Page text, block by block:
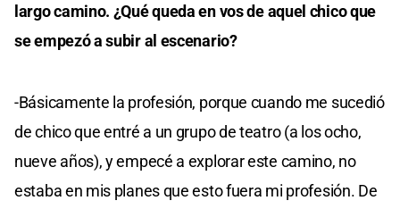
largo camino. ¿Qué queda en vos de aquel chico que
se empezó a subir al escenario?
-Básicamente la profesión, porque cuando me sucedió
de chico que entré a un grupo de teatro (a los ocho,
nueve años), y empecé a explorar este camino, no
estaba en mis planes que esto fuera mi profesión. De